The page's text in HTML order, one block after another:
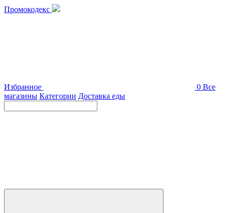
Промокодекс
Избранное 0 Все
магазины Категории Доставка еды